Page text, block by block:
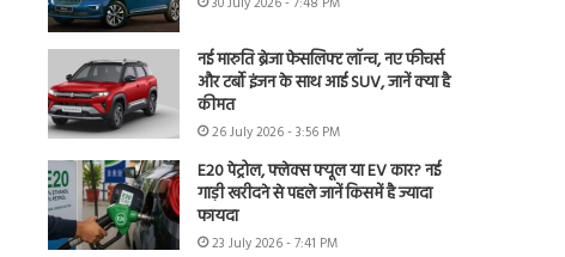
नई मारुति ब्रेजा फेसलिफ्ट लॉन्च, नए फीचर्स
और टर्बो इंजन के साथ आई SUV, जानें क्या है
कीमत
26 July 2026 - 3:56 PM
E20 पेट्रोल, फ्लेक्स फ्यूल या EV कार? नई
गाड़ी खरीदने से पहले जानें किसमें है ज्यादा
फायदा
23 July 2026 - 7:41 PM